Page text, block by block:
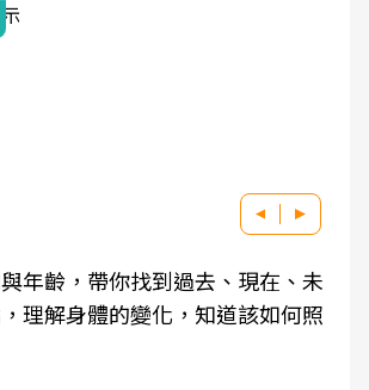
年齡，帶你找到過去、現在、未
理解身體的變化，知道該如何照